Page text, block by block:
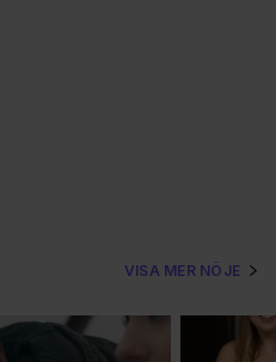
VISA MER NÖJE